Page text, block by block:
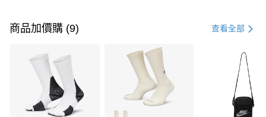
信用卡一次付款
3 期 0 利率 每期 21家銀行
合作金庫商業銀行
第一商業銀行
華南商業銀行
彰化商業銀行
上海商業儲蓄銀行
Apple Pay
商品加價購 (9) 查看全部